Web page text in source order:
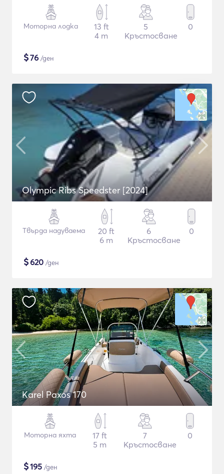
Моторна лодка
13 ft
4 m
5
Кръстосване
0
$76 /ден
Olympic Ribs Speedster [2024]
Твърда надуваема
20 ft
6 m
6
Кръстосване
0
$620 /ден
Karel Paxos 170
Моторна яхта
17 ft
5 m
7
Кръстосване
0
$195 /ден